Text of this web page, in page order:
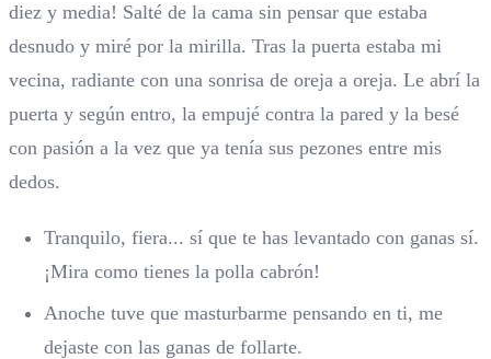
diez y media! Salté de la cama sin pensar que estaba
desnudo y miré por la mirilla. Tras la puerta estaba mi
vecina, radiante con una sonrisa de oreja a oreja. Le abrí la
puerta y según entro, la empujé contra la pared y la besé
con pasión a la vez que ya tenía sus pezones entre mis
dedos.
Tranquilo, fiera... sí que te has levantado con ganas sí.
¡Mira como tienes la polla cabrón!
Anoche tuve que masturbarme pensando en ti, me
dejaste con las ganas de follarte.